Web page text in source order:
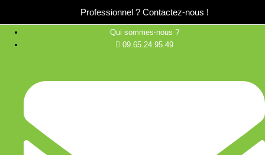
Professionnel ? Contactez-nous !
Qui sommes-nous ?
09.65.24.95.49